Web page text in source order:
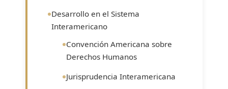
Desarrollo en el Sistema
Interamericano
Convención Americana sobre
Derechos Humanos
Jurisprudencia Interamericana